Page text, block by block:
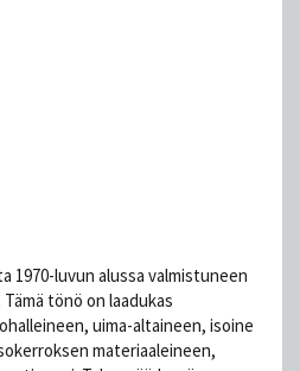
1970-luvun alussa valmistuneen
tönö on laadukas
uima-altaineen, isoine
materiaaleineen,